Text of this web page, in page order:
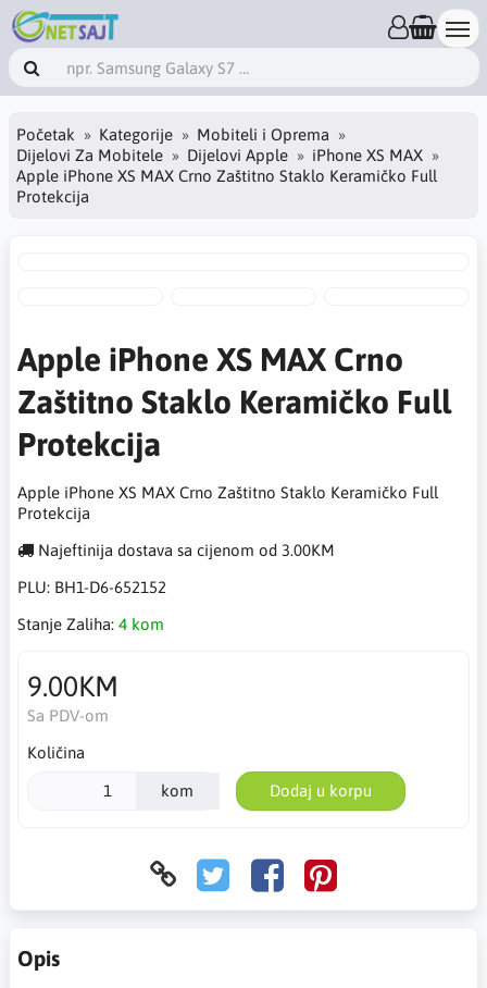
Početak Kategorije
Mobiteli i Oprema
Dijelovi Za Mobitele
Dijelovi Apple
iPhone XS MAX
Apple iPhone XS MAX Crno Zaštitno Staklo Keramičko Full
Protekcija
Apple iPhone XS MAX Crno
Zaštitno Staklo Keramičko Full
Protekcija
Apple iPhone XS MAX Crno Zaštitno Staklo Keramičko Full
Protekcija
Najeftinija dostava sa cijenom od 3.00KM
PLU: BH1-D6-652152
Stanje Zaliha: 4 kom
9.00KM
Sa PDV-om
Količina
kom Dodaj u korpu
Opis